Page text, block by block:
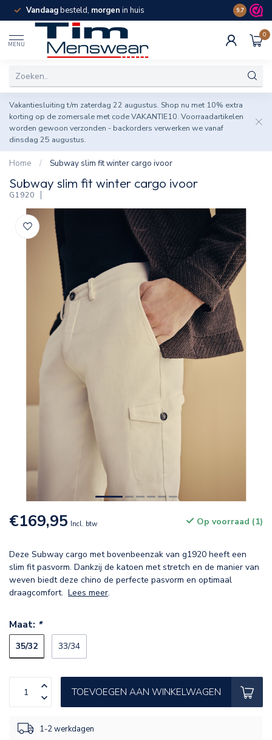
Vandaagbesteld, morgen in huis Spaar
9.7
MENU
0
Vakantiesluiting t/m zaterdag 22 augustus. Shop nu met 10% extra
korting op de zomersale met code VAKANTIE10. Voorraadartikelen
worden gewoon verzonden - backorders verwerken we vanaf
dinsdag 25 augustus.
Home / Subway slim fit winter cargo ivoor
Subway slim fit winter cargo ivoor
G1920
€169,95 Incl. btw Op voorraad (1)
Deze Subway cargo met bovenbeenzak van g1920 heeft een
slim fit pasvorm. Dankzij de katoen met stretch en de manier van
weven biedt deze chino de perfecte pasvorm en optimaal
draagcomfort. Lees meer.
Maat: *
35/32 33/34
TOEVOEGEN AAN WINKELWAGEN
1-2 werkdagen